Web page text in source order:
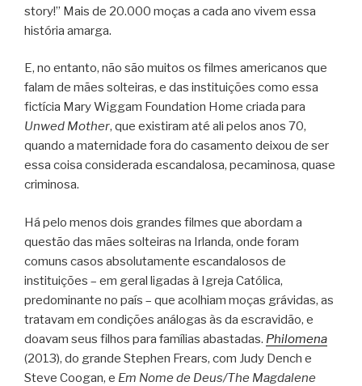
story!” Mais de 20.000 moças a cada ano vivem essa
história amarga.
E, no entanto, não são muitos os filmes americanos que
falam de mães solteiras, e das instituições como essa
fictícia Mary Wiggam Foundation Home criada para
Unwed Mother, que existiram até ali pelos anos 70,
quando a maternidade fora do casamento deixou de ser
essa coisa considerada escandalosa, pecaminosa, quase
criminosa.
Há pelo menos dois grandes filmes que abordam a
questão das mães solteiras na Irlanda, onde foram
comuns casos absolutamente escandalosos de
instituições – em geral ligadas à Igreja Católica,
predominante no país – que acolhiam moças grávidas, as
tratavam em condições análogas às da escravidão, e
doavam seus filhos para famílias abastadas. Philomena
(2013), do grande Stephen Frears, com Judy Dench e
Steve Coogan, e Em Nome de Deus/The Magdalene